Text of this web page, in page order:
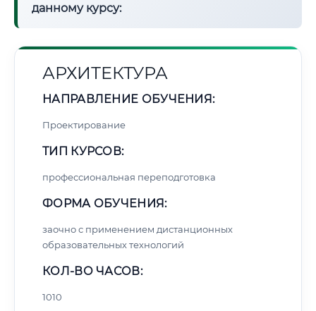
данному курсу:
АРХИТЕКТУРА
НАПРАВЛЕНИЕ ОБУЧЕНИЯ:
Проектирование
ТИП КУРСОВ:
профессиональная переподготовка
ФОРМА ОБУЧЕНИЯ:
заочно с применением дистанционных
образовательных технологий
КОЛ-ВО ЧАСОВ:
1010